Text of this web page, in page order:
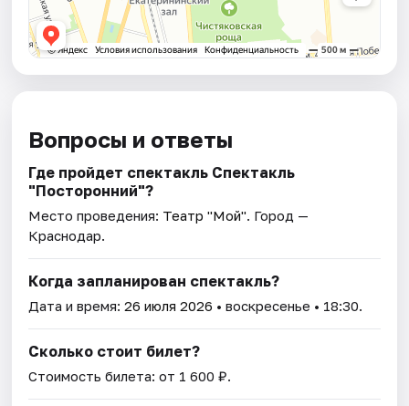
Вопросы и ответы
Где пройдет спектакль Спектакль
"Посторонний"?
Место проведения: Театр "Мой". Город —
Краснодар.
Когда запланирован спектакль?
Дата и время:26 июля 2026 • воскресенье • 18:30.
Сколько стоит билет?
Стоимость билета: от 1 600 ₽.